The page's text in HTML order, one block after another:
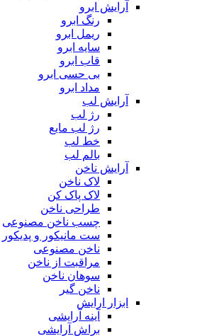
آرایش ابرو
رنگ ابرو
ریمل ابرو
سایه ابرو
قاب ابرو
بی حسی ابرو
مداد ابرو
آرایش لب
رژ لب
رژ لب مایع
خط لب
بالم لب
آرایش ناخن
لاک ناخن
لاک پاک کن
طراحی ناخن
چسب ناخن مصنوعی
ست مانیکور و پدیکور
ناخن مصنوعی
مراقبت از ناخن
سوهان ناخن
ناخن گیر
ابزار ارایش
آینه آرایشی
براش آرایشی